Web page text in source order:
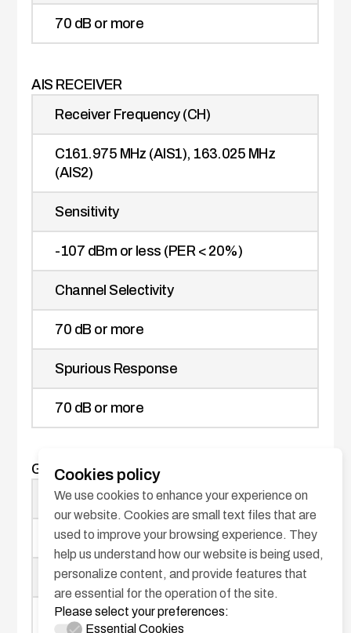
70 dB or more
AIS RECEIVER
Receiver Frequency (CH)
C161.975 MHz (AIS1), 163.025 MHz
(AIS2)
Sensitivity
-107 dBm or less (PER < 20%)
Channel Selectivity
70 dB or more
Spurious Response
70 dB or more
GPS RECEIVER
Receiving Frequency
1575.42 MHz
Number of channel
72 channels
Cookies policy
We use cookies to enhance your experience on
our website. Cookies are small text files that are
used to improve your browsing experience. They
help us understand how our website is being used,
personalize content, and provide features that
are essential for the operation of the site.
Please select your preferences:
Essential Cookies